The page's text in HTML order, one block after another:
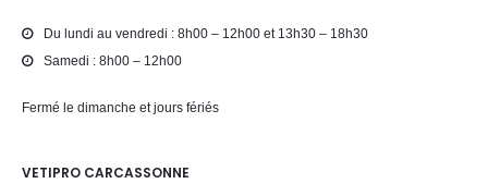
Du lundi au vendredi : 8h00 – 12h00 et 13h30 – 18h30
Samedi : 8h00 – 12h00
Fermé le dimanche et jours fériés
VETIPRO CARCASSONNE